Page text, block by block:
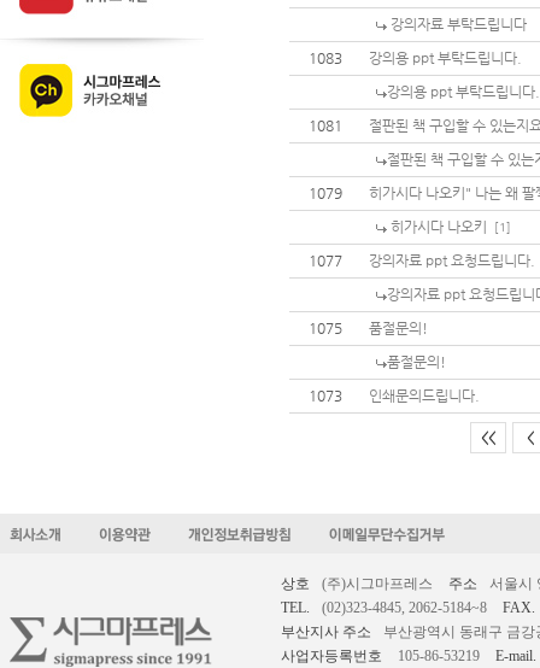
강의자료 부탁드립니다
1083
강의용 ppt 부탁드립니다.
강의용 ppt 부탁드립니다.
1081
절판된 책 구입할 수 있는지
절판된 책 구입할 수 있는
1079
히가시다 나오키" 나는 왜 팔
히가시다 나오키
[1]
1077
강의자료 ppt 요청드립니다.
강의자료 ppt 요청드립니
1075
품절문의!
품절문의!
1073
인쇄문의드립니다.
<< <
상호 (주)시그마프레스 주소
서울시
TEL.
(02)323-4845, 2062-5184~8
FAX.
부산지사 주소
부산광역시 동래구 금강
사업자등록번호
105-86-53219 E-mail.